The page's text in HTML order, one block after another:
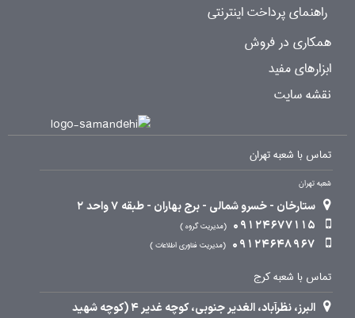
راهنمای پرداخت اینترنتی
همکاری در فروش
ابزارهای مفید
نقشه سایت
تماس با شعبه تهران
شعبه تهران
ستارخان - خسرو شمالی - برج بهاران - طبقه 7 واحد 2
09124677115
مدیریت گروه
09124648967 مدیریت فناوری اطلاعات
تماس با شعبه کرج
البرز، نظرآباد، الغدیر جنوبی، کوچه غدیر 4 (کوچه شهید